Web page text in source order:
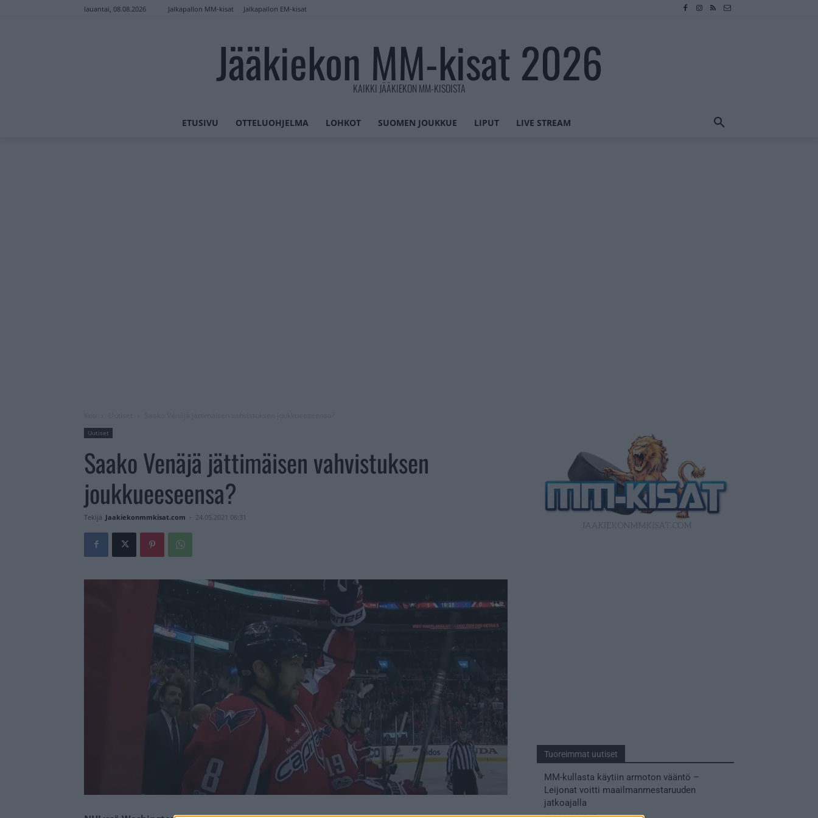
lauantai, 08.08.2026 Jalkapallon MM-kisat Jalkapallon EM-kisat
Jääkiekon MM-kisat 2026
KAIKKI JÄÄKIEKON MM-KISOISTA
ETUSIVU OTTELUOHJELMA LOHKOT SUOMEN JOUKKUE LIPUT LIVE STREAM
Uutiset
Saako Venäjä jättimäisen vahvistuksen
joukkueeseensa?
Tekijä Jaakiekonmmkisat.com - 24.05.2021 06:31
Tuoreimmat uutiset
MM-kullasta käytiin armoton vääntö –
Leijonat voitti maailmanmestaruuden
jatkoajalla